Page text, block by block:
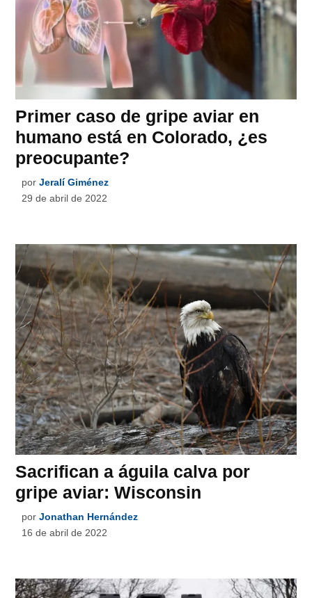
Primer caso de gripe aviar en
humano está en Colorado, ¿es
preocupante?
por Jeralí Giménez
29 de abril de 2022
Sacrifican a águila calva por
gripe aviar: Wisconsin
por Jonathan Hernández
16 de abril de 2022